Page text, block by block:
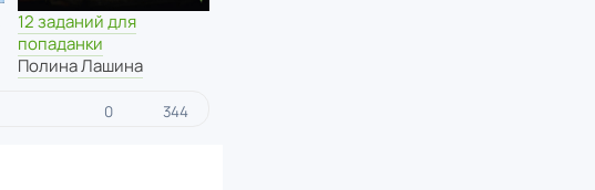
12 заданий для
попаданки
Полина Лашина
0 344